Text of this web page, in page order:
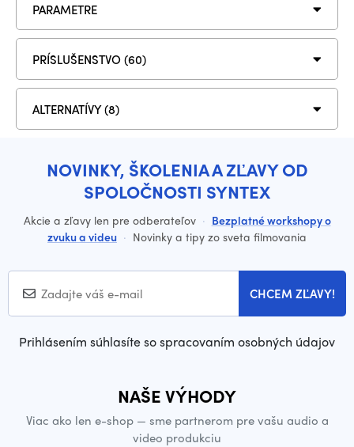
PARAMETRE
PRÍSLUŠENSTVO (60)
ALTERNATÍVY (8)
NOVINKY, ŠKOLENIA A ZĽAVY OD
SPOLOČNOSTI SYNTEX
Akcie a zľavy len pre odberateľov · Bezplatné workshopy o
zvuku a videu · Novinky a tipy zo sveta filmovania
CHCEM ZĽAVY!
Prihlásením súhlasíte so spracovaním osobných údajov
NAŠE VÝHODY
Viac ako len e-shop — sme partnerom pre vašu audio a
video produkciu